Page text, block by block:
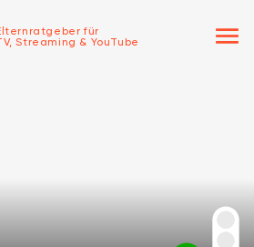
für
Streaming & YouTube
menu